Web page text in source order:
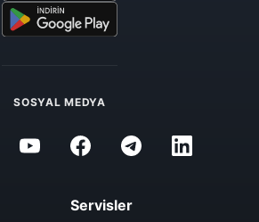
SOSYAL MEDYA
Servisler